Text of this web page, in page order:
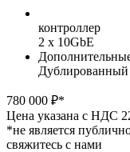
контроллер
2 x 10GbE
780 000 ₽*
Цена указана с НДС
*не является
свяжитесь с нами